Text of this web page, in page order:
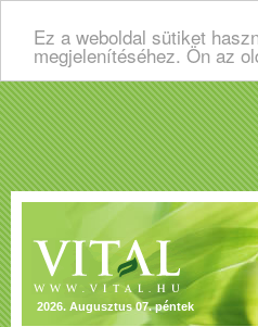
Ez a weboldal sütiket
megjelenítéséhez. Ön az
2026. Augusztus 07. péntek